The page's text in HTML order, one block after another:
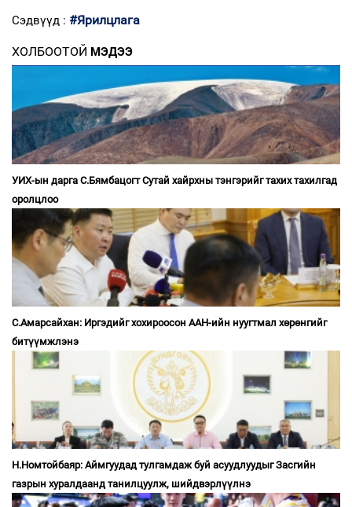
Сэдвүүд : #Ярилцлага
ХОЛБООТОЙ МЭДЭЭ
УИХ-ын дарга С.Бямбацогт Сутай хайрхны тэнгэрийг тахих тахилгад
оролцлоо
С.Амарсайхан: Иргэдийг хохироосон ААН-ийн нуугтмал хөрөнгийг
битүүмжлэнэ
Н.Номтойбаяр: Аймгуудад тулгамдаж буй асуудлуудыг Засгийн
газрын хуралдаанд танилцуулж, шийдвэрлүүлнэ